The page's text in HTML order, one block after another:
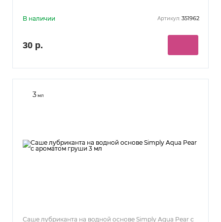
В наличии Артикул: 351962
30 р.
3мл
Саше лубриканта на водной основе Simply Aqua Pear с